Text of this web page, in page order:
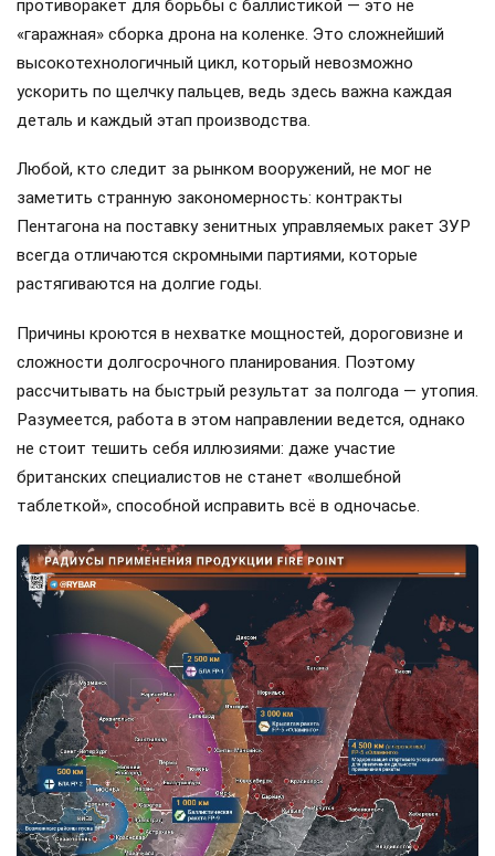
противоракет для борьбы с баллистикой — это не
«гаражная» сборка дрона на коленке. Это сложнейший
высокотехнологичный цикл, который невозможно
ускорить по щелчку пальцев, ведь здесь важна каждая
деталь и каждый этап производства.
Любой, кто следит за рынком вооружений, не мог не
заметить странную закономерность: контракты
Пентагона на поставку зенитных управляемых ракет ЗУР
всегда отличаются скромными партиями, которые
растягиваются на долгие годы.
Причины кроются в нехватке мощностей, дороговизне и
сложности долгосрочного планирования. Поэтому
рассчитывать на быстрый результат за полгода — утопия.
Разумеется, работа в этом направлении ведется, однако
не стоит тешить себя иллюзиями: даже участие
британских специалистов не станет «волшебной
таблеткой», способной исправить всё в одночасье.